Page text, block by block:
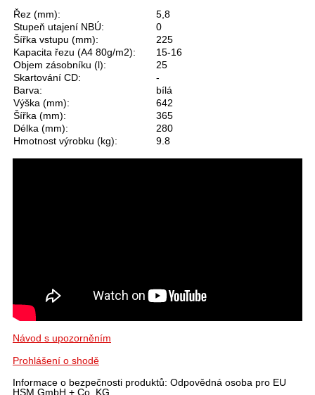
Řez (mm):
5,8
Stupeň utajení NBÚ:
0
Šířka vstupu (mm):
225
Kapacita řezu (A4 80g/m2):
15-16
Objem zásobníku (l):
25
Skartování CD:
-
Barva:
bílá
Výška (mm):
642
Šířka (mm):
365
Délka (mm):
280
Hmotnost výrobku (kg):
9.8
Návod s upozorněním
Prohlášení o shodě
Informace o bezpečnosti produktů: Odpovědná osoba pro EU
HSM GmbH + Co. KG